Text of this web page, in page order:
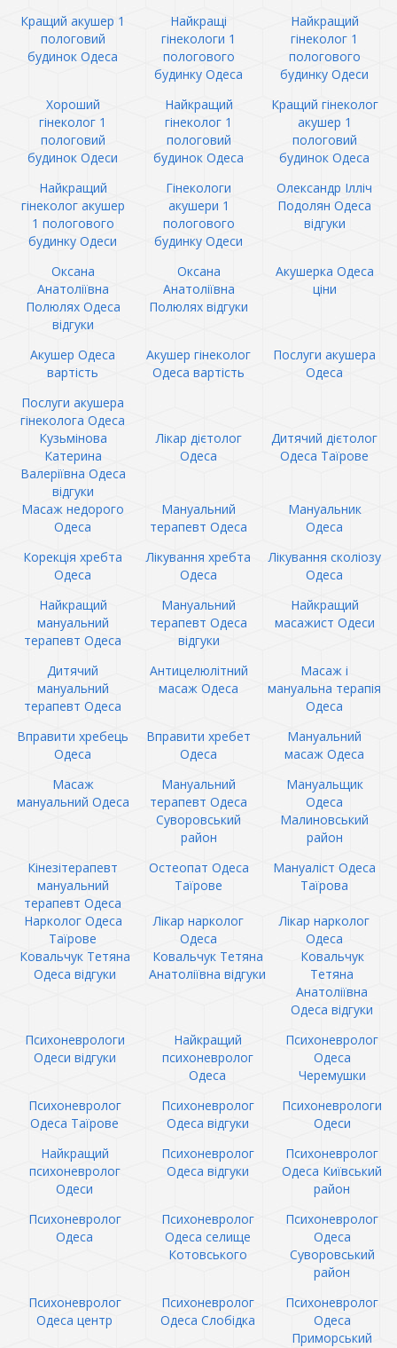
Кращий акушер 1
пологовий
будинок Одеса
Найкращі
гінекологи 1
пологового
будинку Одеса
Найкращий
гінеколог 1
пологового
будинку Одеси
Хороший
гінеколог 1
пологовий
будинок Одеси
Найкращий
гінеколог 1
пологовий
будинок Одеса
Кращий гінеколог
акушер 1
пологовий
будинок Одеса
Найкращий
гінеколог акушер
1 пологового
будинку Одеси
Гінекологи
акушери 1
пологового
будинку Одеси
Олександр Ілліч
Подолян Одеса
відгуки
Оксана
Анатоліївна
Полюлях Одеса
відгуки
Оксана
Анатоліївна
Полюлях відгуки
Акушерка Одеса
ціни
Акушер Одеса
вартість
Акушер гінеколог
Одеса вартість
Послуги акушера
Одеса
Послуги акушера
гінеколога Одеса
Кузьмінова
Катерина
Валеріївна Одеса
відгуки
Лікар дієтолог
Одеса
Дитячий дієтолог
Одеса Таїрове
Масаж недорого
Одеса
Мануальний
терапевт Одеса
Мануальник
Одеса
Корекція хребта
Одеса
Лікування хребта
Одеса
Лікування сколіозу
Одеса
Найкращий
мануальний
терапевт Одеса
Мануальний
терапевт Одеса
відгуки
Найкращий
масажист Одеси
Дитячий
мануальний
терапевт Одеса
Антицелюлітний
масаж Одеса
Масаж і
мануальна терапія
Одеса
Вправити хребець
Одеса
Вправити хребет
Одеса
Мануальний
масаж Одеса
Масаж
мануальний Одеса
Мануальний
терапевт Одеса
Суворовський
район
Мануальщик
Одеса
Малиновський
район
Кінезітерапевт
мануальний
терапевт Одеса
Остеопат Одеса
Таїрове
Мануаліст Одеса
Таїрова
Нарколог Одеса
Таїрове
Лікар нарколог
Одеса
Лікар нарколог
Одеса
Ковальчук Тетяна
Одеса відгуки
Ковальчук Тетяна
Анатоліївна відгуки
Ковальчук
Тетяна
Анатоліївна
Одеса відгуки
Психоневрологи
Одеси відгуки
Найкращий
психоневролог
Одеса
Психоневролог
Одеса
Черемушки
Психоневролог
Одеса Таїрове
Психоневролог
Одеса відгуки
Психоневрологи
Одеси
Найкращий
психоневролог
Одеси
Психоневролог
Одеса відгуки
Психоневролог
Одеса Київський
район
Психоневролог
Одеса
Психоневролог
Одеса селище
Котовського
Психоневролог
Одеса
Суворовський
район
Психоневролог
Одеса центр
Психоневролог
Одеса Слобідка
Психоневролог
Одеса
Приморський